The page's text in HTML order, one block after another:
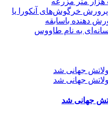
پرورش خرگوش‌های آنکورا یا
دهنده باسابقه
به نام طاووس
جهانی شد